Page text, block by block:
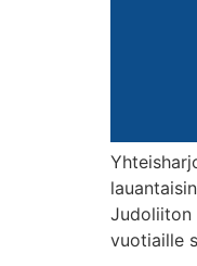
Judoliiton
vuotiaille